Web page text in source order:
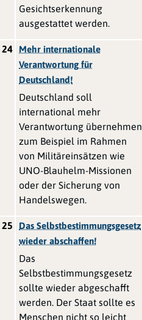
Gesichtserkennung
ausgestattet werden.
24
Mehr internationale
Verantwortung für
Deutschland!
Deutschland soll
international mehr
Verantwortung übernehmen,
zum Beispiel im Rahmen
von Militäreinsätzen wie
UNO-Blauhelm-Missionen
oder der Sicherung von
Handelswegen.
25
Das Selbstbestimmungsgesetz
wieder abschaffen!
Das
Selbstbestimmungsgesetz
sollte wieder abgeschafft
werden. Der Staat sollte es
Menschen nicht so leicht